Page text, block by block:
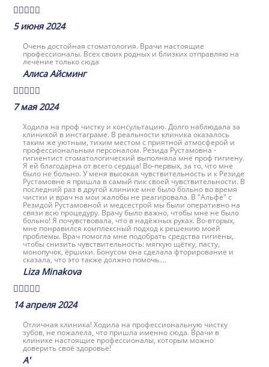

5 июня 2024
Очень достойная стоматология. Врачи настоящие
профессионалы. Всех своих родных и близких отправляю на
лечение только сюда
Алиса Айсминг

7 мая 2024
Ходила на проф чистку и консультацию. Долго наблюдала за
клиникой в инстаграме. В реальности клиника оказалось
таким же уютным, тихим местом с приятной атмосферой и
профессиональным персоналом. Резида Рустамовна -
гигиентист стоматологический выполняла мне проф гигиену.
Я ей благодарна от всего сердца! Во-первых, за то, что мне
было не больно. У меня высокая чувствительность и к Резиде
Рустамовне я пришла в самый пик своей чувствительности. В
последний раз в другой клинике мне было больно во время
чистки и врач на мои жалобы не реагировала. В "Альфе" с
Резидой Рустамовной и медсестрой мы были оперативно на
связи всю процедуру. Врачу было важно, чтобы мне не было
больно! Я почувствовала, что в надёжных руках. Во-вторых,
мне понравился комплексный подход к решению моей
проблемы. Врач помогла мне подобрать средства гигиены,
чтобы снизить чувствительность: мягкую щётку, пасту,
монопучок, ёршики. Бонусом она сделала фторирование и
сказала, что это также должно помочь....
Liza Minakova

14 апреля 2024
Отличная клиника! Ходила на профессиональную чистку
зубов, не пожалела, что пришла именно сюда. Врачи в
клинике настоящие профессионалы, которым можно
доверить своё здоровье!
A'